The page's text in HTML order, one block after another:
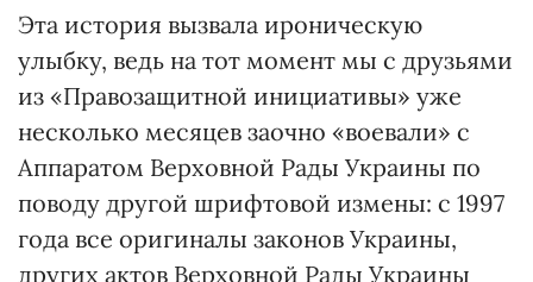
Эта история вызвала ироническую
улыбку, ведь на тот момент мы с друзьями
из «Правозащитной инициативы» уже
несколько месяцев заочно «воевали» с
Аппаратом Верховной Рады Украины по
поводу другой шрифтовой измены: с 1997
года все оригиналы законов Украины,
других актов Верховной Рады Украины